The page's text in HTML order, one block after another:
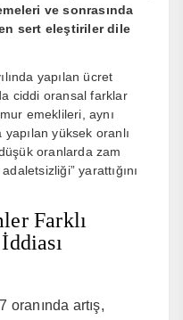
ve sonrasında
sert eleştiriler dile
yapılan ücret
ciddi oransal farklar
emeklileri, aynı
yüksek oranlı
oranlarda zam
yarattığını
Farklı
oranında artış,